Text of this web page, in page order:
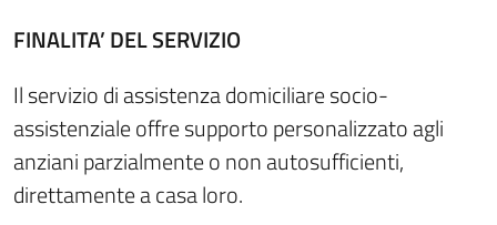
FINALITA’ DEL SERVIZIO
Il servizio di assistenza domiciliare socio-
assistenziale offre supporto personalizzato agli
anziani parzialmente o non autosufficienti,
direttamente a casa loro.